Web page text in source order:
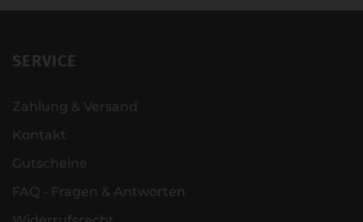
SERVICE
Zahlung & Versand
Kontakt
Gutscheine
FAQ - Fragen & Antworten